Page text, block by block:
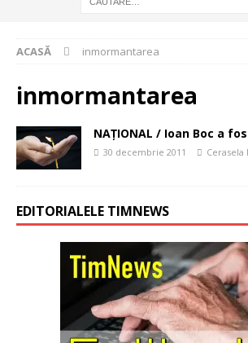
ACASĂ inmormantarea
inmormantarea
NAŢIONAL / Ioan Boc a
30 decembrie 2011 Cerasela
EDITORIALELE TIMNEWS